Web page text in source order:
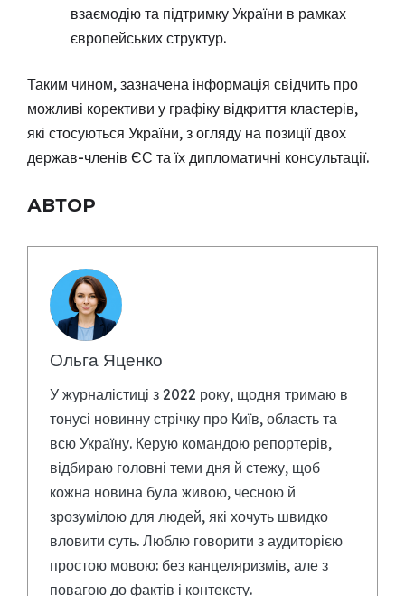
взаємодію та підтримку України в рамках
європейських структур.
Таким чином, зазначена інформація свідчить про
можливі корективи у графіку відкриття кластерів,
які стосуються України, з огляду на позиції двох
держав-членів ЄС та їх дипломатичні консультації.
АВТОР
Ольга Яценко
У журналістиці з 2022 року, щодня тримаю в
тонусі новинну стрічку про Київ, область та
всю Україну. Керую командою репортерів,
відбираю головні теми дня й стежу, щоб
кожна новина була живою, чесною й
зрозумілою для людей, які хочуть швидко
вловити суть. Люблю говорити з аудиторією
простою мовою: без канцеляризмів, але з
повагою до фактів і контексту.